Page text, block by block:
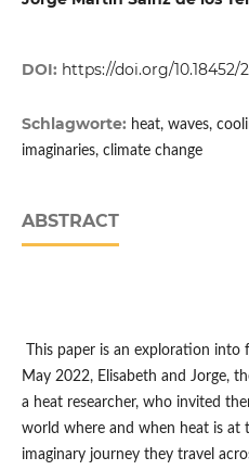
DOI: https://doi.org/10.18452/
Schlagworte: heat, waves,
imaginaries, climate change
ABSTRACT
This paper is an exploration into
May 2022, Elisabeth and Jorge,
a heat researcher, who invited
world where and when heat is at
imaginary journey they travel